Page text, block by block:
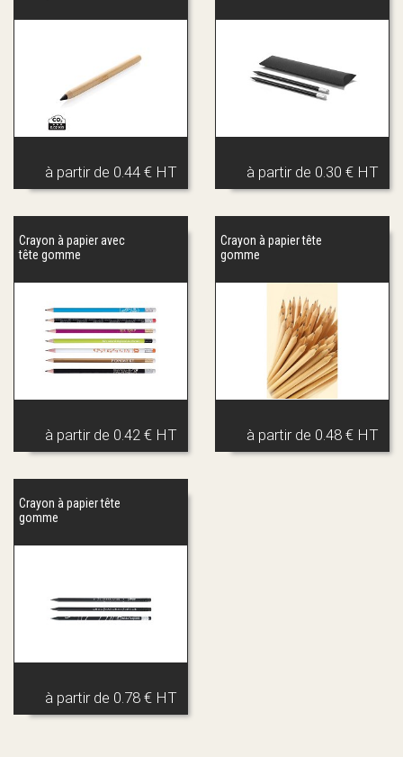
à partir de 0.44 € HT à partir de 0.30 € HT
Crayon à papier avec
tête gomme
à partir de 0.42 € HT
Crayon à papier tête
gomme
à partir de 0.48 € HT
Crayon à papier tête
gomme
à partir de 0.78 € HT